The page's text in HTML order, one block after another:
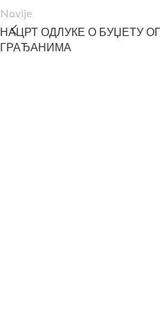
Novije
НАЦРТ ОДЛУКЕ О БУЏЕТУ
ГРАЂАНИМА